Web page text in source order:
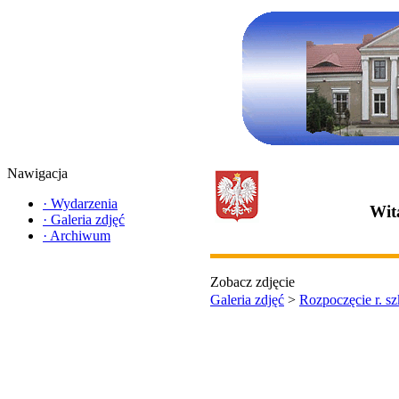
Nawigacja
· Wydarzenia
· Galeria zdjęć
· Archiwum
Zobacz zdjęcie
Galeria zdjęć > Rozpoczęcie r.